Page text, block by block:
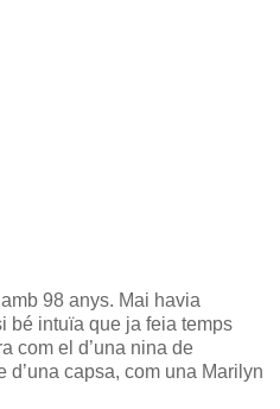
98 anys. Mai havia
bé intuïa que ja feia temps
com el d’una nina de
capsa, com una Marilyn